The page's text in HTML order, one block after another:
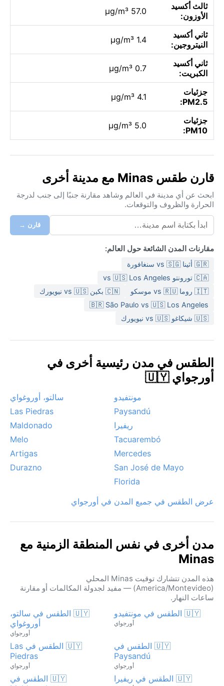
ثالث أكسيد
الأوزون:
57.0 µg/m³
ثاني أكسيد
النيتروجين:
1.4 µg/m³
ثاني أكسيد
الكبريت:
0.7 µg/m³
جزئيات
PM2.5:
4.1 µg/m³
جزئيات
PM10:
5.0 µg/m³
قارن طقس Minas مع مدينة أخرى
ابحث عن أي مدينة في العالم وشاهد مقارنة جنبًا إلى جنب لدرجة
الحرارة والظروف والتوقعات.
قارن →
مقارنات المدن الشائعة حول العالم:
🇬🇷 أثينا vs 🇸🇬 سنغافورة
🇨🇦 تورونتو vs 🇺🇸 Los Angeles
🇮🇹 روما vs 🇷🇺 موسكو
🇨🇳 بكين vs 🇺🇸 نيويورك
🇧🇷 São Paulo vs 🇺🇸 Los Angeles
🇺🇸 شيكاغو vs 🇺🇸 نيويورك
الطقس في مدن رئيسية أخرى في
أورجواي 🇺🇾
مونتفيدو
سالتو، أوروغواي
Paysandú
Las Piedras
ريفيرا
Maldonado
Tacuarembó
Melo
Mercedes
Artigas
San José de Mayo
Durazno
Florida
عرض الطقس في جميع المدن في أورجواي
مدن أخرى في نفس المنطقة الزمنية مع
Minas
هذه المدن تتشارك توقيت Minas المحلي
(America/Montevideo) — مفيد لجدولة المكالمات أو مقارنة
ساعات النهار.
🇺🇾 الطقس في مونتفيدو
أورجواي
🇺🇾 الطقس في سالتو،
أوروغواي
أورجواي
🇺🇾 الطقس في
Paysandú
أورجواي
🇺🇾 الطقس في Las
Piedras
أورجواي
🇺🇾 الطقس في ريفيرا
🇺🇾 الطقس في